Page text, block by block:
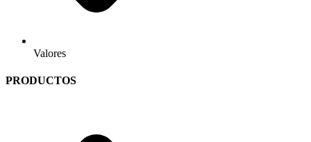
Valores
PRODUCTOS